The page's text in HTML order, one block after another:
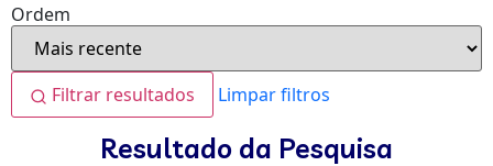
Ordem
Filtrar resultados Limpar filtros
Resultado da Pesquisa